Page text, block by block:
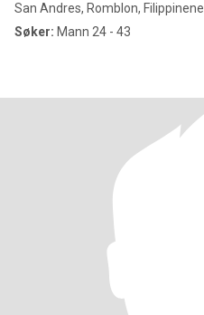
San Andres, Romblon, Filippinene
Søker: Mann 24 - 43